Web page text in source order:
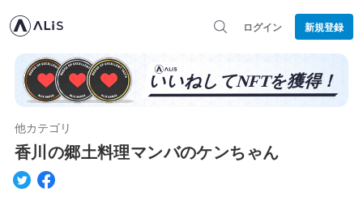
ログイン 新規登録
他カテゴリ
香川の郷土料理マンバのケンちゃん